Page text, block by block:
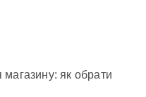
як обрати